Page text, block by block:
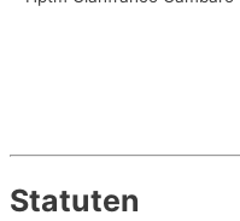
Statuten